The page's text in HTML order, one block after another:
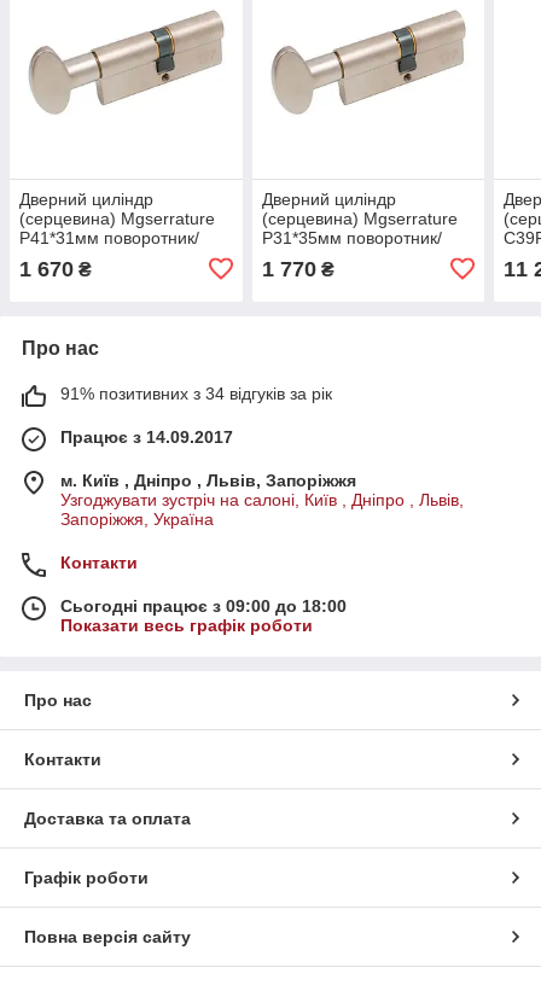
Дверний циліндр
(серцевина) Mgserrature
P41*31мм поворотник/
1 670 ₴
Дверний циліндр
(серцевина) Mgserrature
P31*35мм поворотник/
1 770₴ 11
Про нас
91% позитивних з 34 відгуків за рік
Працює з 14.09.2017
м. Київ , Дніпро , Львів, Запоріжжя
Узгоджувати зустріч на салоні, Київ , Дніпро , Львів,
Запоріжжя, Україна
Контакти
Сьогодні працює з 09:00 до 18:00
Показати весь графік роботи
Про нас
Контакти
Доставка та оплата
Графік роботи
Повна версія сайту